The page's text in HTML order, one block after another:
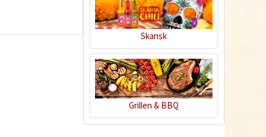
Rote Thai Currypaste
- BIO-
Inhalt0.19 Kilogramm(21,00 € * / 1 Kilogramm)
Skansk
Grillen & BBQ